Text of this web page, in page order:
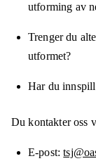
utforming av
Trenger du
utformet?
Har du
Du kontakter oss
E-post